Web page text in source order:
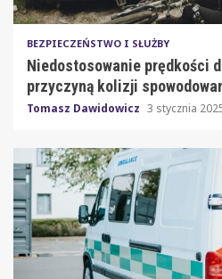
BEZPIECZEŃSTWO I SŁUŻBY
Niedostosowanie prędkości
przyczyną kolizji
Tomasz Dawidowicz 3 stycznia